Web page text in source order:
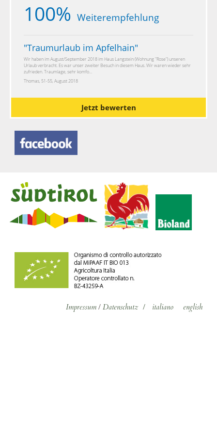
100% Weiterempfehlung
"Traumurlaub im Apfelhain"
Wir haben im August/September 2018 im Haus Langstein (Wohnung "Rose") unseren
Urlaub verbracht. Es war unser zweiter Besuch in diesem Haus. Wir waren wieder sehr
zufrieden. Traumlage, sehr komfo...
Thomas, 51-55, August 2018
Jetzt bewerten
Impressum / Datenschutz / italiano english